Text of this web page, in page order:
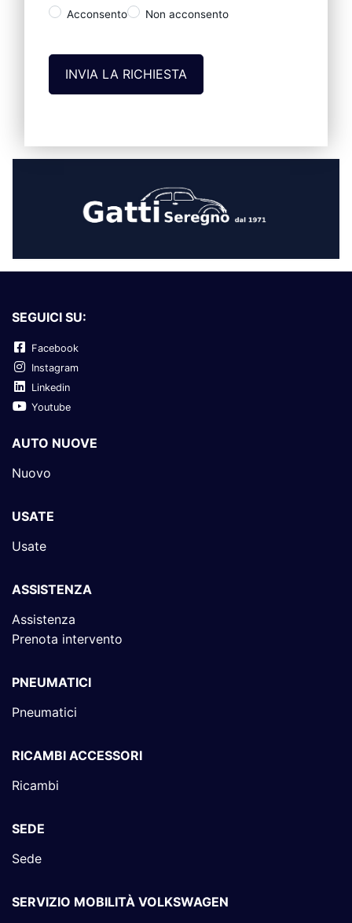
Acconsento Non acconsento
SEGUICI SU:
Facebook
Instagram
Linkedin
Youtube
AUTO NUOVE
Nuovo
USATE
Usate
ASSISTENZA
Assistenza
Prenota intervento
PNEUMATICI
Pneumatici
RICAMBI ACCESSORI
Ricambi
SEDE
Sede
SERVIZIO MOBILITÀ VOLKSWAGEN